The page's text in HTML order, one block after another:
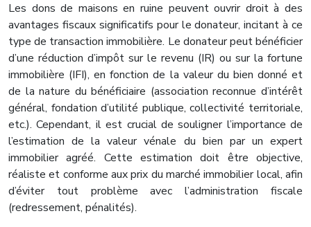
Les dons de maisons en ruine peuvent ouvrir droit à des
avantages fiscaux significatifs pour le donateur, incitant à ce
type de transaction immobilière. Le donateur peut bénéficier
d’une réduction d’impôt sur le revenu (IR) ou sur la fortune
immobilière (IFI), en fonction de la valeur du bien donné et
de la nature du bénéficiaire (association reconnue d’intérêt
général, fondation d’utilité publique, collectivité territoriale,
etc.). Cependant, il est crucial de souligner l’importance de
l’estimation de la valeur vénale du bien par un expert
immobilier agréé. Cette estimation doit être objective,
réaliste et conforme aux prix du marché immobilier local, afin
d’éviter tout problème avec l’administration fiscale
(redressement, pénalités).